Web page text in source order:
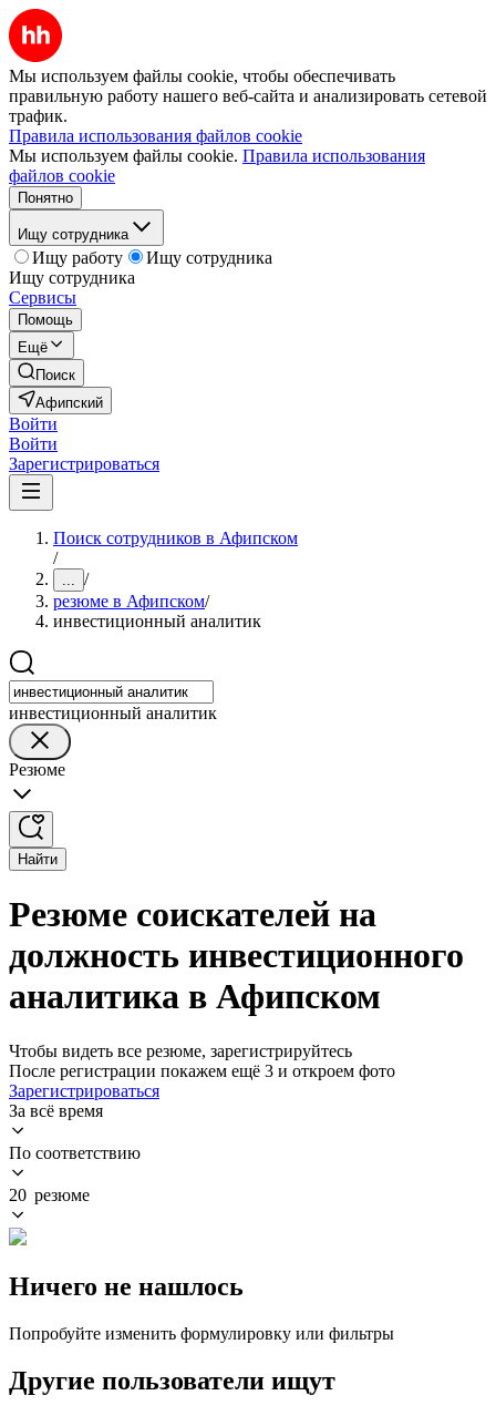
Мы используем файлы cookie, чтобы обеспечивать
правильную работу нашего веб-сайта и анализировать сетевой
трафик.
Правила использования файлов cookie
Мы используем файлы cookie. Правила использования
файлов cookie
Понятно
Ищу сотрудника
Ищу работу
Ищу сотрудника
Ищу сотрудника
Сервисы
Помощь
Ещё
Поиск
Афипский
Войти
Войти
Зарегистрироваться
Поиск сотрудников в Афипском
/
... /
резюме в Афипском/
инвестиционный аналитик
инвестиционный аналитик
Резюме
Найти
Резюме соискателей на
должность инвестиционного
аналитика в Афипском
Чтобы видеть все резюме, зарегистрируйтесь
После регистрации покажем ещё 3 и откроем фото
Зарегистрироваться
За всё время
По соответствию
20 резюме
Ничего не нашлось
Попробуйте изменить формулировку или фильтры
Другие пользователи ищут